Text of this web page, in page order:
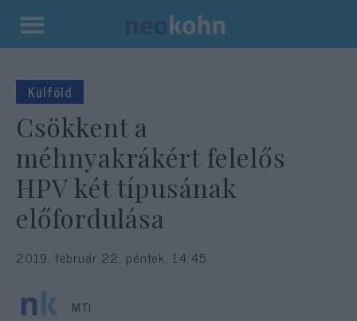
Kilépés
tartalomba
Külföld
Csökkent a
méhnyakrákért felelős
HPV két típusának
előfordulása
2019. február 22. péntek, 14:45
MTI